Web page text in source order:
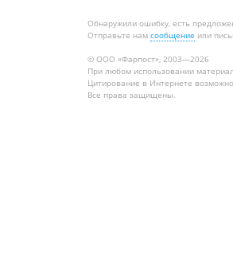
Обнаружили ошибку, есть
Отправьте нам сообщение или
© ООО «Фарпост», 2003—2026
При любом использовании
Цитирование в Интернете
Все права защищены.